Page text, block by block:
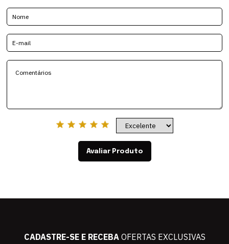
Avaliar Produto
CADASTRE-SE E RECEBAOFERTAS EXCLUSIVAS